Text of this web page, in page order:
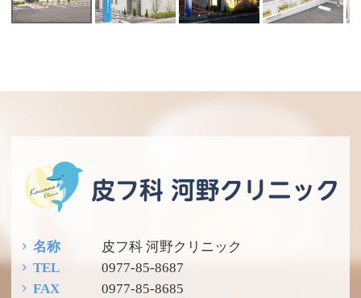
名称
皮フ科 河野クリニック
TEL
0977-85-8687
FAX
0977-85-8685